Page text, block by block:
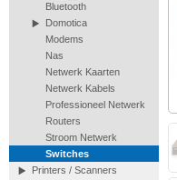
Bluetooth
Domotica
Modems
Nas
Netwerk Kaarten
Netwerk Kabels
Professioneel Netwerk
Routers
Stroom Netwerk
Switches
Printers / Scanners